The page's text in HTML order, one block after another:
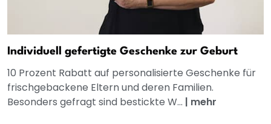
Individuell gefertigte Geschenke zur Geburt
10 Prozent Rabatt auf personalisierte Geschenke für
frischgebackene Eltern und deren Familien.
Besonders gefragt sind bestickte W... | mehr